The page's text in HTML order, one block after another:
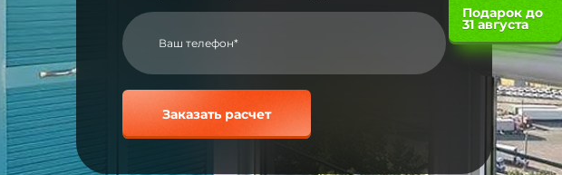
Заказать расчет
Подарок до
31 августа